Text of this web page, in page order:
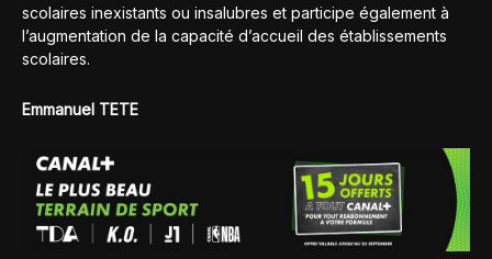
scolaires inexistants ou insalubres et participe également à
l’augmentation de la capacité d’accueil des établissements
scolaires.
Emmanuel TETE